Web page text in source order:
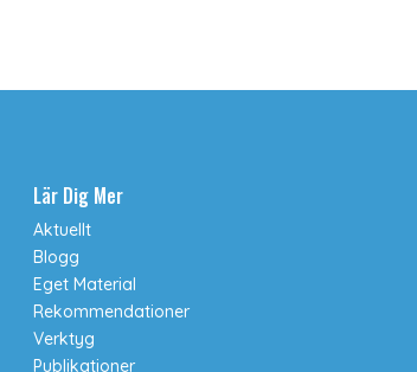
Lär Dig Mer
Aktuellt
Blogg
Eget Material
Rekommendationer
Verktyg
Publikationer